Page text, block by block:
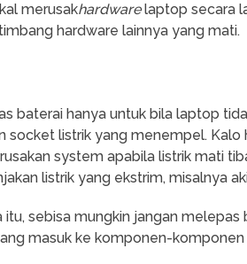
merusakhardwarelaptop secara
hardware lainnya yang mati.
baterai hanya untuk bila laptop
socket listrik yang menempel. Kalo
system apabila listrik mati
listrik yang ekstrim, misalnya
itu, sebisa mungkin jangan
masuk ke komponen-